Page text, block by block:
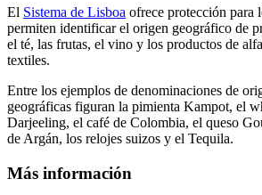
El Sistema de Lisboa ofrece protección para
permiten identificar el origen geográfico de
el té, las frutas, el vino y los productos de
textiles.
Entre los ejemplos de denominaciones de
geográficas figuran la pimienta Kampot, el
Darjeeling, el café de Colombia, el queso
de Argán, los relojes suizos y el Tequila.
Más información